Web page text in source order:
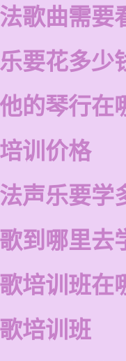
歌曲需要
要花多少
的琴行在
训价格
声乐要学
到哪里去
培训班在
培训班